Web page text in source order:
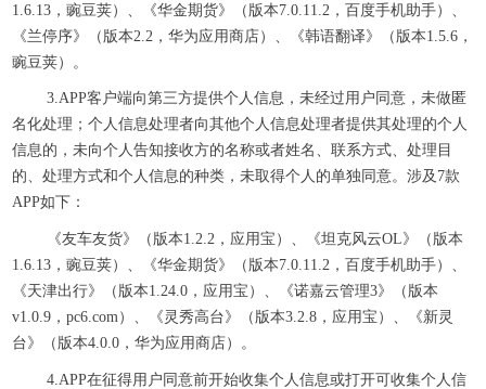
1.6.13，豌豆荚）、《华金期货》（版本7.0.11.2，百度手机助手）、
《兰停序》（版本2.2，华为应用商店）、《韩语翻译》（版本1.5.6，
豌豆荚）。
3.APP客户端向第三方提供个人信息，未经过用户同意，未做匿
名化处理；个人信息处理者向其他个人信息处理者提供其处理的个人
信息的，未向个人告知接收方的名称或者姓名、联系方式、处理目
的、处理方式和个人信息的种类，未取得个人的单独同意。涉及7款
APP如下：
《友车友货》（版本1.2.2，应用宝）、《坦克风云OL》（版本
1.6.13，豌豆荚）、《华金期货》（版本7.0.11.2，百度手机助手）、
《天津出行》（版本1.24.0，应用宝）、《诺嘉云管理3》（版本
v1.0.9，pc6.com）、《灵秀高台》（版本3.2.8，应用宝）、《新灵
台》（版本4.0.0，华为应用商店）。
4.APP在征得用户同意前开始收集个人信息或打开可收集个人信